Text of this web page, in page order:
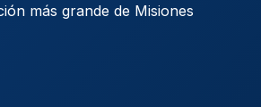
más grande de Misiones